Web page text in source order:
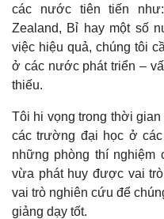
Kinh tế
Bất động sản
Khởi nghiệp
các nước tiên tiến
Zealand, Bỉ hay một số
việc hiệu quả, chúng tôi
ở các nước phát triển –
thiếu.
Tôi hi vọng trong thời
các trường đại học ở
những phòng thí nghiệm
vừa phát huy được vai
vai trò nghiên cứu để
giảng dạy tốt.